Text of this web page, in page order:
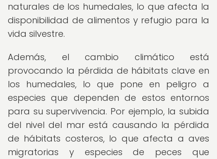
naturales de los humedales, lo que afecta la
disponibilidad de alimentos y refugio para la
vida silvestre.
Además, el cambio climático está
provocando la pérdida de hábitats clave en
los humedales, lo que pone en peligro a
especies que dependen de estos entornos
para su supervivencia. Por ejemplo, la subida
del nivel del mar está causando la pérdida
de hábitats costeros, lo que afecta a aves
migratorias y especies de peces que